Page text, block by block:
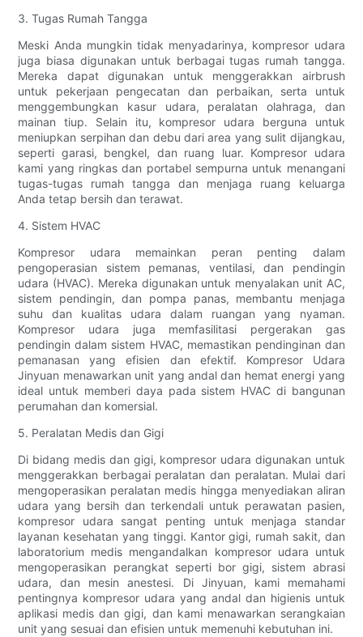
3. Tugas Rumah Tangga
Meski Anda mungkin tidak menyadarinya, kompresor udara
juga biasa digunakan untuk berbagai tugas rumah tangga.
Mereka dapat digunakan untuk menggerakkan airbrush
untuk pekerjaan pengecatan dan perbaikan, serta untuk
menggembungkan kasur udara, peralatan olahraga, dan
mainan tiup. Selain itu, kompresor udara berguna untuk
meniupkan serpihan dan debu dari area yang sulit dijangkau,
seperti garasi, bengkel, dan ruang luar. Kompresor udara
kami yang ringkas dan portabel sempurna untuk menangani
tugas-tugas rumah tangga dan menjaga ruang keluarga
Anda tetap bersih dan terawat.
4. Sistem HVAC
Kompresor udara memainkan peran penting dalam
pengoperasian sistem pemanas, ventilasi, dan pendingin
udara (HVAC). Mereka digunakan untuk menyalakan unit AC,
sistem pendingin, dan pompa panas, membantu menjaga
suhu dan kualitas udara dalam ruangan yang nyaman.
Kompresor udara juga memfasilitasi pergerakan gas
pendingin dalam sistem HVAC, memastikan pendinginan dan
pemanasan yang efisien dan efektif. Kompresor Udara
Jinyuan menawarkan unit yang andal dan hemat energi yang
ideal untuk memberi daya pada sistem HVAC di bangunan
perumahan dan komersial.
5. Peralatan Medis dan Gigi
Di bidang medis dan gigi, kompresor udara digunakan untuk
menggerakkan berbagai peralatan dan peralatan. Mulai dari
mengoperasikan peralatan medis hingga menyediakan aliran
udara yang bersih dan terkendali untuk perawatan pasien,
kompresor udara sangat penting untuk menjaga standar
layanan kesehatan yang tinggi. Kantor gigi, rumah sakit, dan
laboratorium medis mengandalkan kompresor udara untuk
mengoperasikan perangkat seperti bor gigi, sistem abrasi
udara, dan mesin anestesi. Di Jinyuan, kami memahami
pentingnya kompresor udara yang andal dan higienis untuk
aplikasi medis dan gigi, dan kami menawarkan serangkaian
unit yang sesuai dan efisien untuk memenuhi kebutuhan ini.